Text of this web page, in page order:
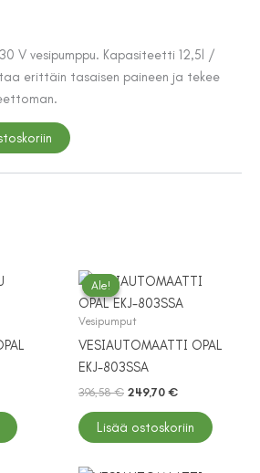
V vesipumppu. Kapasiteetti 12,5l /
erittäin tasaisen paineen ja tekee
€.
Ale!
Ale!
Vesipumput
VESIAUTOMAATTI OPAL
EKJ-803SSA
396,58€ Alkuperäinen
oli:
249,70 €Nykyinen
on:
249,70 €.
Lisää ostoskoriin